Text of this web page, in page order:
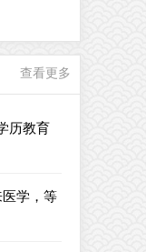
查看更多
历教育
学，等